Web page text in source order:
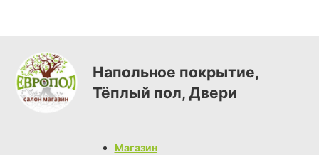
Напольное покрытие,
Тёплый пол, Двери
Магазин